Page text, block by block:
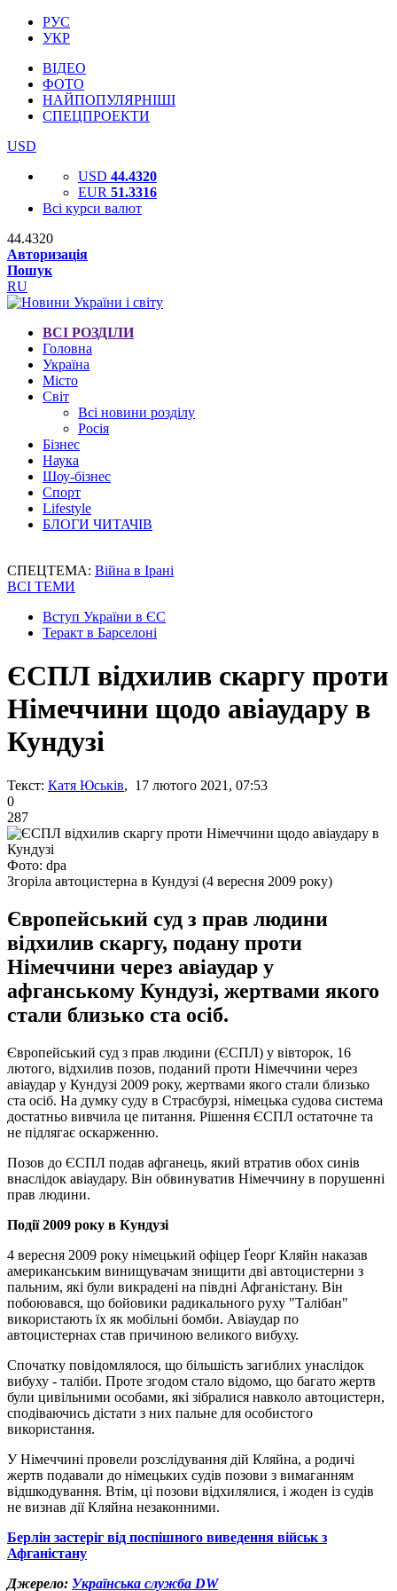
РУС
УКР
ВІДЕО
ФОТО
НАЙПОПУЛЯРНІШІ
СПЕЦПРОЕКТИ
USD
USD 44.4320
EUR 51.3316
Всі курси валют
44.4320
Авторизація
Пошук
RU
ВСІ РОЗДІЛИ
Головна
Україна
Місто
Світ
Всі новини розділу
Росія
Бізнес
Наука
Шоу-бізнес
Спорт
Lifestyle
БЛОГИ ЧИТАЧІВ
СПЕЦТЕМА: Війна в Ірані
ВСІ ТЕМИ
Вступ України в ЄС
Теракт в Барселоні
ЄСПЛ відхилив скаргу проти
Німеччини щодо авіаудару в
Кундузі
Текст: Катя Юськів, 17 лютого 2021, 07:53
0
287
Фото: dpa
Згоріла автоцистерна в Кундузі (4 вересня 2009 року)
Європейський суд з прав людини
відхилив скаргу, подану проти
Німеччини через авіаудар у
афганському Кундузі, жертвами якого
стали близько ста осіб.
Європейський суд з прав людини (ЄСПЛ) у вівторок, 16
лютого, відхилив позов, поданий проти Німеччини через
авіаудар у Кундузі 2009 року, жертвами якого стали близько
ста осіб. На думку суду в Страсбурзі, німецька судова система
достатньо вивчила це питання. Рішення ЄСПЛ остаточне та
не підлягає оскарженню.
Позов до ЄСПЛ подав афганець, який втратив обох синів
внаслідок авіаудару. Він обвинуватив Німеччину в порушенні
прав людини.
Події 2009 року в Кундузі
4 вересня 2009 року німецький офіцер Ґеорґ Кляйн наказав
американським винищувачам знищити дві автоцистерни з
пальним, які були викрадені на півдні Афганістану. Він
побоювався, що бойовики радикального руху "Талібан"
використають їх як мобільні бомби. Авіаудар по
автоцистернах став причиною великого вибуху.
Спочатку повідомлялося, що більшість загиблих унаслідок
вибуху - таліби. Проте згодом стало відомо, що багато жертв
були цивільними особами, які зібралися навколо автоцистерн,
сподіваючись дістати з них пальне для особистого
використання.
У Німеччині провели розслідування дій Кляйна, а родичі
жертв подавали до німецьких судів позови з вимаганням
відшкодування. Втім, ці позови відхилялися, і жоден із судів
не визнав дії Кляйна незаконними.
Берлін застеріг від поспішного виведення військ з
Афганістану
Джерело: Українська служба DW